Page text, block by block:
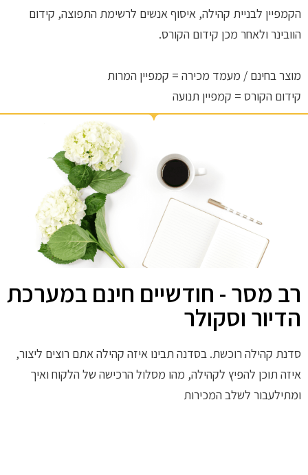
הקמפיין לבניית קהילה, איסוף אנשים לרשימת התפוצה, קידום
הוובינר ולאחר מכן קידום הקורס.
מוצר בחינם / מעמד מכירה = קמפיין המרות
קידום הקורס = קמפיין תנועה
רב מסר - חודשיים חינם במערכת
הדיור וסקולר
סדנת קהילה רוכשת. בסדנה תבינו איזה קהילה אתם רוצים ליצור,
איזה תוכן להפיץ לקהילה, מהו מסלול הרכישה של הלקוח ואיך
ומתילעבור לשלב המכירות